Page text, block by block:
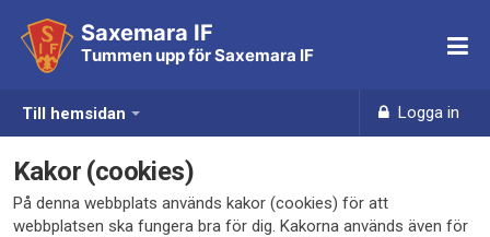
Till hemsidan Logga in
Saxemara IF
Tummen upp för Saxemara IF
Kakor (cookies)
På denna webbplats används kakor (cookies) för att
webbplatsen ska fungera bra för dig. Kakorna används även för